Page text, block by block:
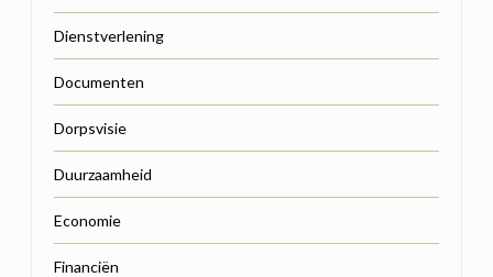
Dienstverlening
Documenten
Dorpsvisie
Duurzaamheid
Economie
Financiën